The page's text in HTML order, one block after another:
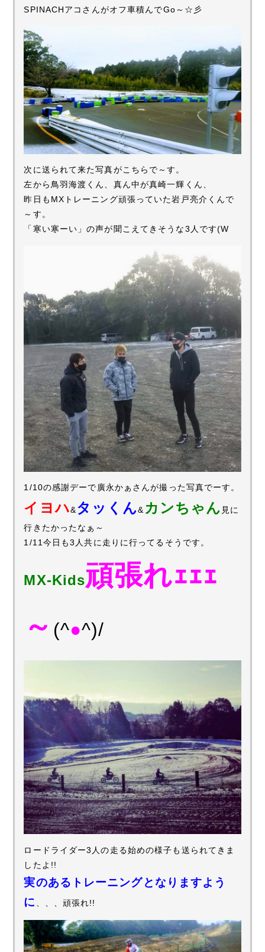
SPINACHアコさんがオフ車積んでGo～☆彡
次に送られて来た写真がこちらで～す。
左から鳥羽海渡くん、真ん中が真崎一輝くん、
昨日もMXトレーニング頑張っていた岩戸亮介くんで
～す。
「寒い寒ーい」の声が聞こえてきそうな3人です(W
1/10の感謝デーで廣永かぁさんが撮った写真でーす。
イヨハ&タッくん& カンちゃん 見に
行きたかったなぁ～
1/11今日も3人共に走りに行ってるそうです。
MX-Kids頑張れｪｪｪ
～ (^●^)/
ロードライダー3人の走る始めの様子も送られてきま
したよ!!
実のあるトレーニングとなりますよう
に
、、、頑張れ!!